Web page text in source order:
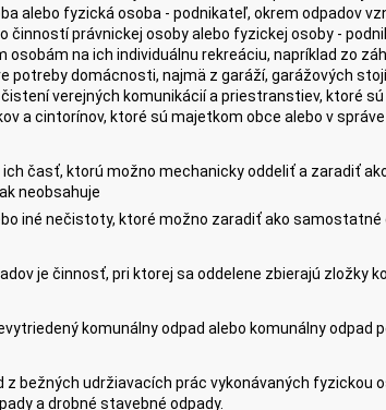
alebo fyzická osoba - podnikateľ, okrem odpadov
činností právnickej osoby alebo fyzickej osoby -
na ich individuálnu rekreáciu, napríklad zo
potreby domácnosti, najmä z garáží, garážových
verejných komunikácií a priestranstiev, ktoré
a cintorínov, ktoré sú majetkom obce alebo v
časť, ktorú možno mechanicky oddeliť a zaradiť
neobsahuje
iné nečistoty, ktoré možno zaradiť ako samostatné
je činnosť, pri ktorej sa oddelene zbierajú zložky
komunálny odpad alebo komunálny odpad
z bežných udržiavacích prác vykonávaných fyzickou
a drobné stavebné odpady.